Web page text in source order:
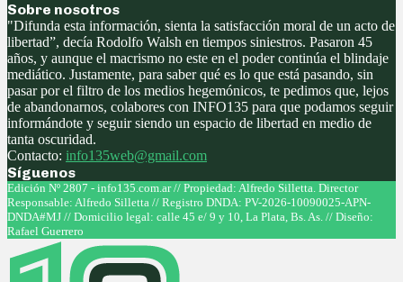
Sobre nosotros
"Difunda esta información, sienta la satisfacción moral de un acto de
libertad”, decía Rodolfo Walsh en tiempos siniestros. Pasaron 45
años, y aunque el macrismo no este en el poder continúa el blindaje
mediático. Justamente, para saber qué es lo que está pasando, sin
pasar por el filtro de los medios hegemónicos, te pedimos que, lejos
de abandonarnos, colabores con INFO135 para que podamos seguir
informándote y seguir siendo un espacio de libertad en medio de
tanta oscuridad.
Contacto: info135web@gmail.com
Síguenos
Facebook
Twitter
Instagram
Youtube
Edición Nº 2807 - info135.com.ar // Propiedad: Alfredo Silletta. Director
Responsable: Alfredo Silletta // Registro DNDA: PV-2026-10090025-APN-
DNDA#MJ // Domicilio legal: calle 45 e/ 9 y 10, La Plata, Bs. As. // Diseño:
Rafael Guerrero